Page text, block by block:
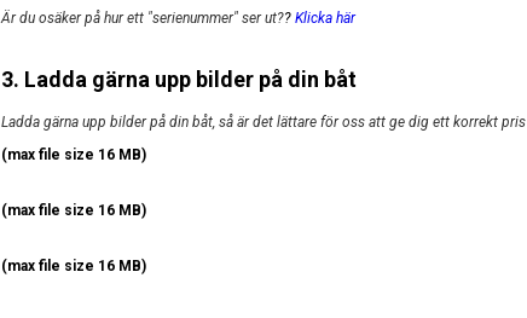
Är du osäker på hur ett "serienummer" ser ut?? Klicka här
3. Ladda gärna upp bilder på din båt
Ladda gärna upp bilder på din båt, så är det lättare för oss att ge dig ett korrekt pris
(max file size 16 MB)
(max file size 16 MB)
(max file size 16 MB)